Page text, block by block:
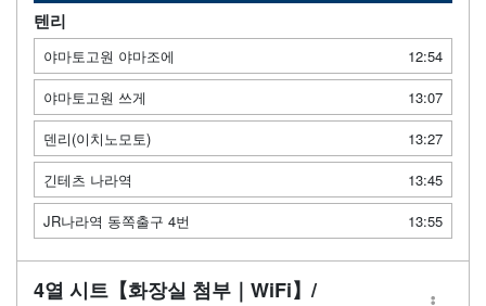
텐리
야마토고원 야마조에
12:54
야마토고원 쓰게
13:07
덴리(이치노모토)
13:27
긴테츠 나라역
13:45
JR나라역 동쪽출구 4번
13:55
4열 시트【화장실 첨부｜WiFi】/